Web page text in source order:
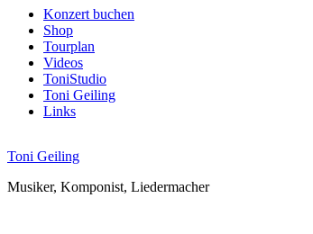
Konzert buchen
Shop
Tourplan
Videos
ToniStudio
Toni Geiling
Links
Toni Geiling
Musiker, Komponist, Liedermacher